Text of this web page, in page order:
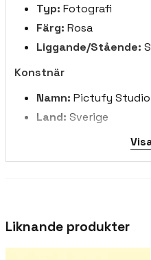
Typ: Fotografi
Färg: Rosa
Liggande/Stående:
Konstnär
Namn: Pictufy Studio
Land: Sverige
Pictufy
konstnärlig
surrealistiska
Från tjusningen av
kustlandskap, varje
Liknande produkter